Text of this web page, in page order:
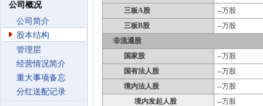
公司概况
公司简介
股本结构
管理层
经营情况简介
重大事项备忘
分红送配记录
三板A股
--万股
三板B股
--万股
非流通股
国家股
--万股
国有法人股
--万股
境内法人股
--万股
境内发起人股
--万股